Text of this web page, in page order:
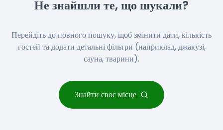
Не знайшли те, що шукали?
Перейдіть до повного пошуку, щоб змінити дати, кількість
гостей та додати детальні фільтри (наприклад, джакузі,
сауна, тварини).
Знайти своє місце